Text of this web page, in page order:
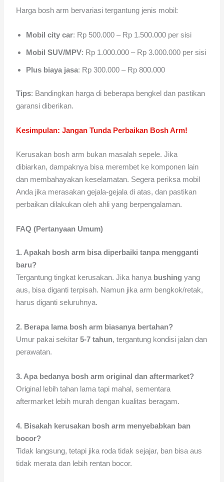
Harga bosh arm bervariasi tergantung jenis mobil:
Mobil city car: Rp 500.000 – Rp 1.500.000 per sisi
Mobil SUV/MPV: Rp 1.000.000 – Rp 3.000.000 per sisi
Plus biaya jasa: Rp 300.000 – Rp 800.000
Tips: Bandingkan harga di beberapa bengkel dan pastikan
garansi diberikan.
Kesimpulan: Jangan Tunda Perbaikan Bosh Arm!
Kerusakan bosh arm bukan masalah sepele. Jika
dibiarkan, dampaknya bisa merembet ke komponen lain
dan membahayakan keselamatan. Segera periksa mobil
Anda jika merasakan gejala-gejala di atas, dan pastikan
perbaikan dilakukan oleh ahli yang berpengalaman.
FAQ (Pertanyaan Umum)
1. Apakah bosh arm bisa diperbaiki tanpa mengganti
baru?
Tergantung tingkat kerusakan. Jika hanya bushing yang
aus, bisa diganti terpisah. Namun jika arm bengkok/retak,
harus diganti seluruhnya.
2. Berapa lama bosh arm biasanya bertahan?
Umur pakai sekitar5-7 tahun, tergantung kondisi jalan dan
perawatan.
3. Apa bedanya bosh arm original dan aftermarket?
Original lebih tahan lama tapi mahal, sementara
aftermarket lebih murah dengan kualitas beragam.
4. Bisakah kerusakan bosh arm menyebabkan ban
bocor?
Tidak langsung, tetapi jika roda tidak sejajar, ban bisa aus
tidak merata dan lebih rentan bocor.